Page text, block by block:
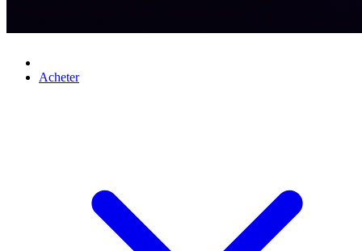
Acheter